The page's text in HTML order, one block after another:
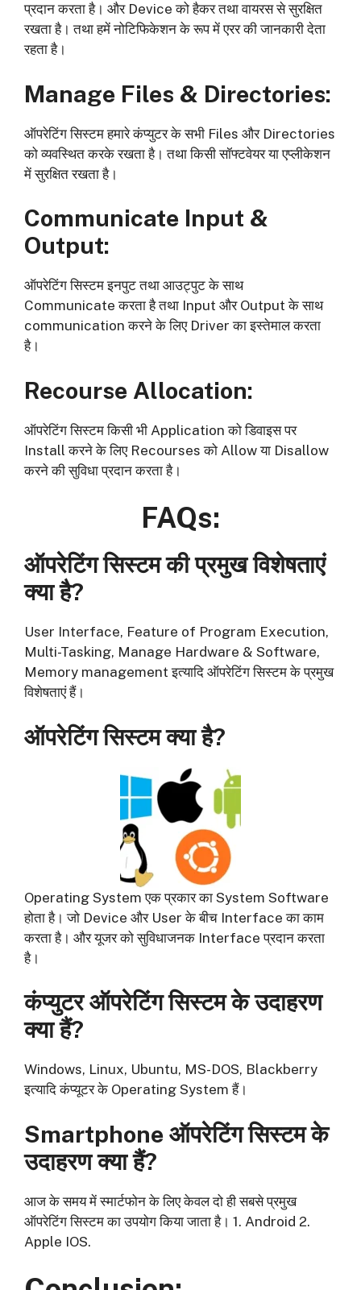
प्रदान करता है। और Device को हैकर तथा वायरस से सुरक्षित
रखता है। तथा हमें नोटिफिकेशन के रूप में एरर की जानकारी देता
रहता है।
Manage Files & Directories:
ऑपरेटिंग सिस्टम हमारे कंप्युटर के सभी Files और Directories
को व्यवस्थित करके रखता है। तथा किसी सॉफ्टवेयर या एप्लीकेशन
में सुरक्षित रखता है।
Communicate Input &
Output:
ऑपरेटिंग सिस्टम इनपुट तथा आउट्पुट के साथ
Communicate करता है तथा Input और Output के साथ
communication करने के लिए Driver का इस्तेमाल करता
है।
Recourse Allocation:
ऑपरेटिंग सिस्टम किसी भी Application को डिवाइस पर
Install करने के लिए Recourses को Allow या Disallow
करने की सुविधा प्रदान करता है।
FAQs:
ऑपरेटिंग सिस्टम की प्रमुख विशेषताएं
क्या है?
User Interface, Feature of Program Execution,
Multi-Tasking, Manage Hardware & Software,
Memory management इत्यादि ऑपरेटिंग सिस्टम के प्रमुख
विशेषताएं हैं।
ऑपरेटिंग सिस्टम क्या है?
Operating System एक प्रकार का System Software
होता है। जो Device और User के बीच Interface का काम
करता है। और यूजर को सुविधाजनक Interface प्रदान करता
है।
कंप्युटर ऑपरेटिंग सिस्टम के उदाहरण
क्या हैं?
Windows, Linux, Ubuntu, MS-DOS, Blackberry
इत्यादि कंप्यूटर के Operating System हैं।
Smartphone ऑपरेटिंग सिस्टम के
उदाहरण क्या हैं?
आज के समय में स्मार्टफोन के लिए केवल दो ही सबसे प्रमुख
ऑपरेटिंग सिस्टम का उपयोग किया जाता है। 1. Android 2.
Apple IOS.